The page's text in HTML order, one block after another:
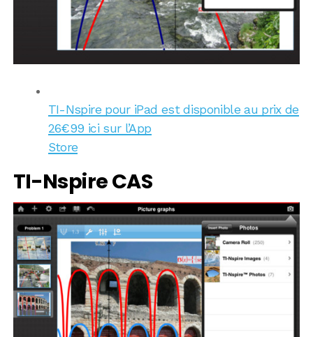
TI-Nspire pour iPad est disponible au prix de
26€99 ici sur l’App
Store
TI-Nspire CAS